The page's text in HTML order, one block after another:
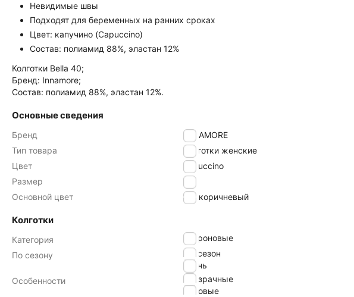
Невидимые швы
Подходят для беременных на ранних сроках
Цвет: капучино (Capuccino)
Состав: полиамид 88%, эластан 12%
Колготки Bella 40;
Бренд: Innamore;
Состав: полиамид 88%, эластан 12%.
Основные сведения
Бренд
INNAMORE
Тип товара
Колготки женские
Цвет
capuccino
Размер
6
Основной цвет
коричневый
Колготки
Категория
капроновые
По сезону
всесезон
осень
Особенности
прозрачные
матовые